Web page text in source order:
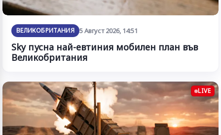
ВЕЛИКОБРИТАНИЯ 5 Август 2026, 14:51
Sky пусна най-евтиния мобилен план във
Великобритания
LIVE